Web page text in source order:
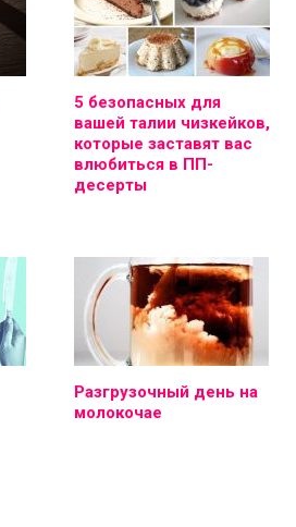
5 безопасных для
вашей талии чизкейков,
которые заставят вас
влюбиться в ПП-
десерты
Разгрузочный день на
молокочае